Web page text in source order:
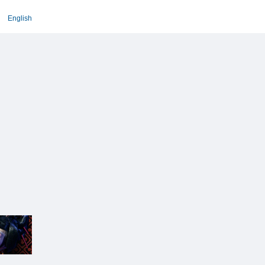
English